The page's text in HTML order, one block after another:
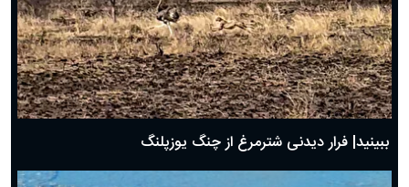
ببینید| دردسر مار کبرا برای بلعیدن بزمجه